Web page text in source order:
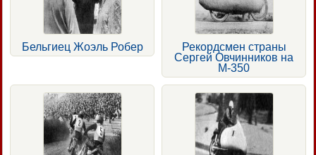
Бельгиец Жоэль Робер
Рекордсмен страны
Сергей Овчинников на
М-350